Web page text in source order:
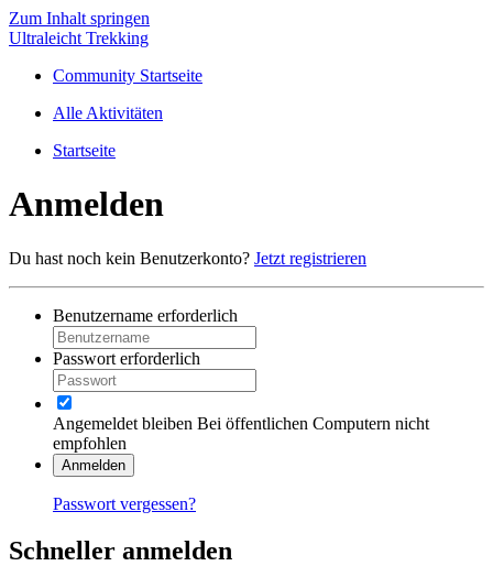
Zum Inhalt springen
Ultraleicht Trekking
Community Startseite
Alle Aktivitäten
Startseite
Anmelden
Du hast noch kein Benutzerkonto? Jetzt registrieren
Benutzername erforderlich
Passwort erforderlich
Angemeldet bleiben Bei öffentlichen Computern nicht
empfohlen
Anmelden
Passwort vergessen?
Schneller anmelden